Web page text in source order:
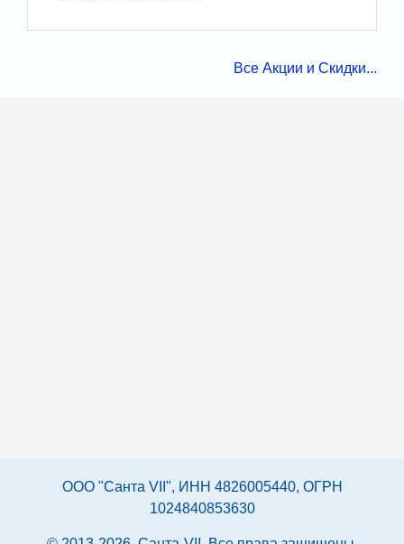
Все Акции и Скидки...
ООО "Санта VII", ИНН 4826005440, ОГРН
1024840853630